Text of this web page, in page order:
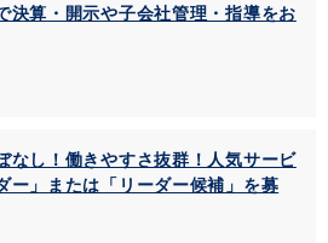
決算・開示や子会社管理・指導をお
なし！働きやすさ抜群！人気サービ
ー」または「リーダー候補」を募